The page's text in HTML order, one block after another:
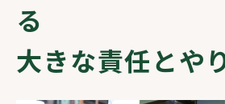
る
大きな責任とや